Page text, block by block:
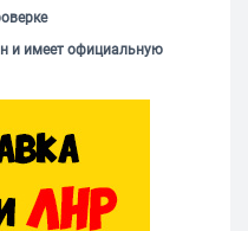
и имеет официальную